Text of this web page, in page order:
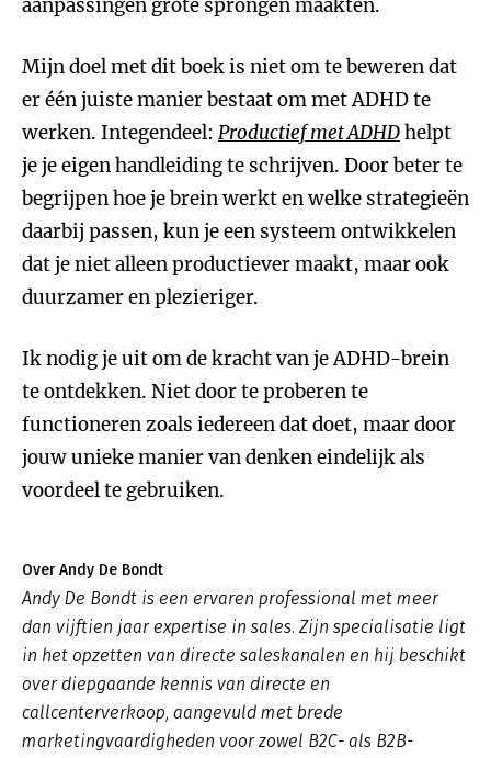
aanpassingen grote sprongen maakten.
Mijn doel met dit boek is niet om te beweren dat
er één juiste manier bestaat om met ADHD te
werken. Integendeel: Productief met ADHDhelpt
je je eigen handleiding te schrijven. Door beter te
begrijpen hoe je brein werkt en welke strategieën
daarbij passen, kun je een systeem ontwikkelen
dat je niet alleen productiever maakt, maar ook
duurzamer en plezieriger.
Ik nodig je uit om de kracht van je ADHD-brein
te ontdekken. Niet door te proberen te
functioneren zoals iedereen dat doet, maar door
jouw unieke manier van denken eindelijk als
voordeel te gebruiken.
Over Andy De Bondt
Andy De Bondt is een ervaren professional met meer
dan vijftien jaar expertise in sales. Zijn specialisatie ligt
in het opzetten van directe saleskanalen en hij beschikt
over diepgaande kennis van directe en
callcenterverkoop, aangevuld met brede
marketingvaardigheden voor zowel B2C- als B2B-